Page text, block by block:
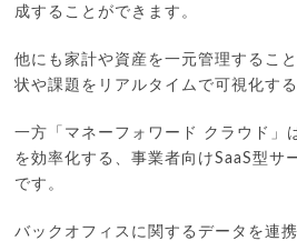
成することができます。
他にも家計や資産を一元管理するこ
状や課題をリアルタイムで可視化す
一方「マネーフォワード クラウド」
を効率化する、事業者向けSaaS型サ
です。
バックオフィスに関するデータを連